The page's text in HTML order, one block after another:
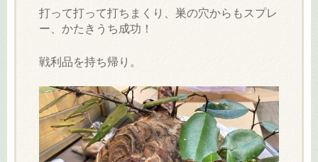
打って打って打ちまくり、巣の穴からもスプレ
ー、かたきうち成功！
戦利品を持ち帰り。